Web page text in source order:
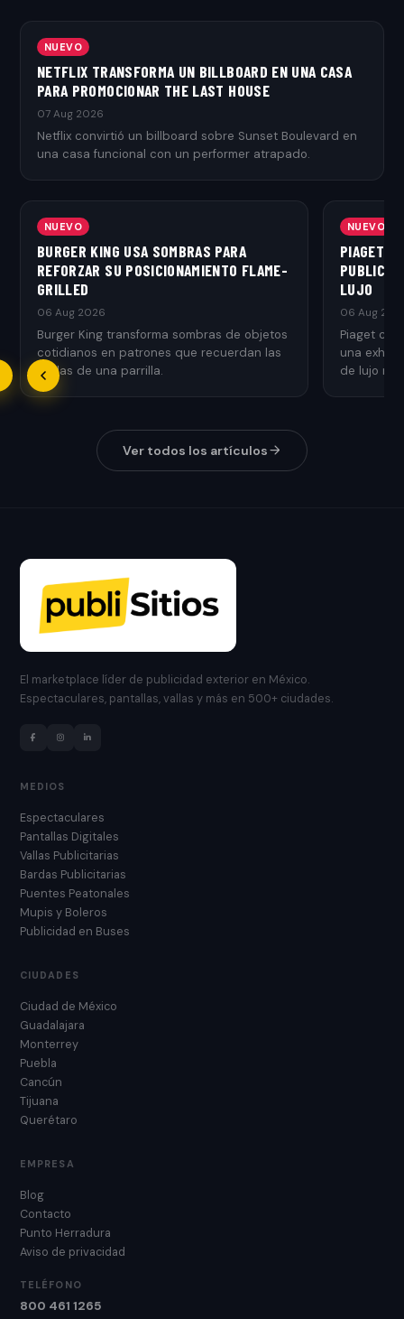
NUEVO
NETFLIX TRANSFORMA UN BILLBOARD EN UNA CASA
PARA PROMOCIONAR THE LAST HOUSE
07 Aug 2026
Netflix convirtió un billboard sobre Sunset Boulevard en
una casa funcional con un performer atrapado.
NUEVO
BURGER KING USA SOMBRAS PARA
REFORZAR SU POSICIONAMIENTO FLAME-
GRILLED
06 Aug 2026
Burger King transforma sombras de objetos
cotidianos en patrones que recuerdan las
rejillas de una parrilla.
NUEVO
PIAGET
LUJO
06 Aug
Piaget
una
de lujo
Ver todos los artículos
El marketplace líder de publicidad exterior en México.
Espectaculares, pantallas, vallas y más en 500+ ciudades.
MEDIOS
Espectaculares
Pantallas Digitales
Vallas Publicitarias
Bardas Publicitarias
Puentes Peatonales
Mupis y Boleros
Publicidad en Buses
CIUDADES
Ciudad de México
Guadalajara
Monterrey
Puebla
Cancún
Tijuana
Querétaro
EMPRESA
Blog
Contacto
Punto Herradura
Aviso de privacidad
TELÉFONO
800 461 1265